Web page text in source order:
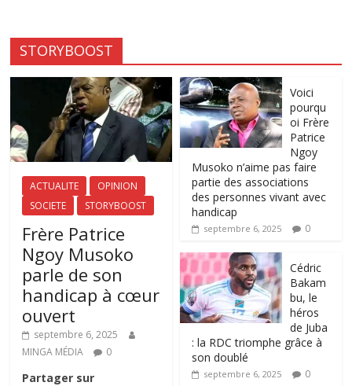
STORYBOOST
ACTUALITE
OPINION
SOCIETE
STORYBOOST
Frère Patrice
Ngoy Musoko
parle de son
handicap à cœur
ouvert
septembre 6, 2025
MINGA MÉDIA
0
Partager sur
Voici
pourqu
oi Frère
Patrice
Ngoy
Musoko n’aime pas faire
partie des associations
des personnes vivant avec
handicap
septembre 6, 2025 0
‎Cédric
Bakam
bu, le
héros
de Juba
: la RDC triomphe grâce à
son doublé
septembre 6, 2025 0